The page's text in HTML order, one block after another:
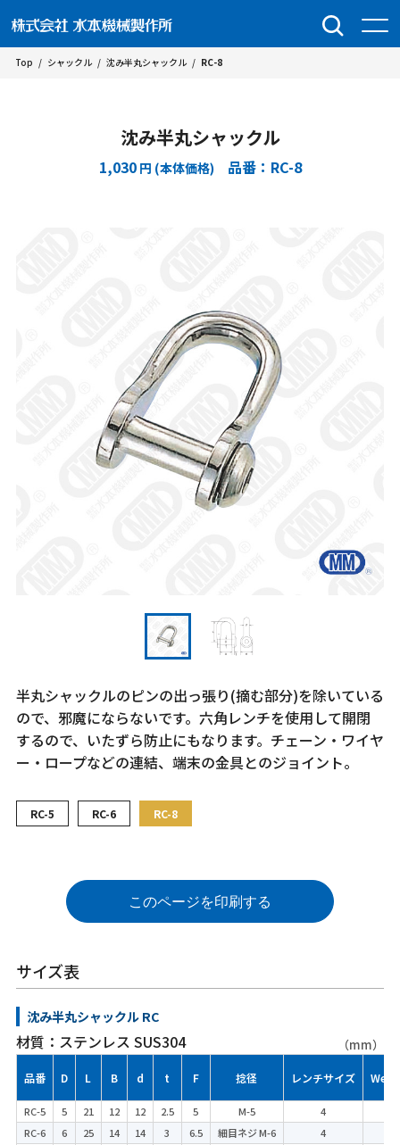
Top / シャックル / 沈み半丸シャックル / RC-8
沈み半丸シャックル
1,030 円 (本体価格) 品番：RC-8
半丸シャックルのピンの出っ張り(摘む部分)を除いている
ので、邪魔にならないです。六角レンチを使用して開閉
するので、いたずら防止にもなります。チェーン・ワイヤ
ー・ロープなどの連結、端末の金具とのジョイント。
RC-5 RC-6 RC-8
このページを印刷する
サイズ表
沈み半丸シャックル RC
材質：ステンレス SUS304 （mm）
品番 D L B d t F 捻径 レンチサイズ
RC-5 5 21 12 12 2.5 5 M-5 4
RC-6
6 25 14 14 3 6.5 細目ネジ M-6 4